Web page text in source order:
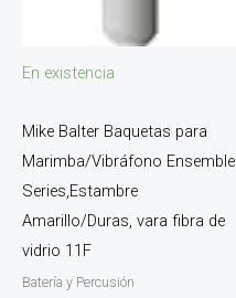
En existencia
Mike Balter Baquetas para
Marimba/Vibráfono Ensemble
Series,Estambre
Amarillo/Duras, vara fibra de
vidrio 11F
Batería y Percusión